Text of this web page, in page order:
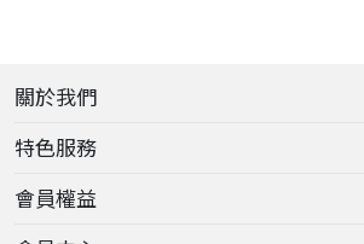
關於我們
特色服務
會員權益